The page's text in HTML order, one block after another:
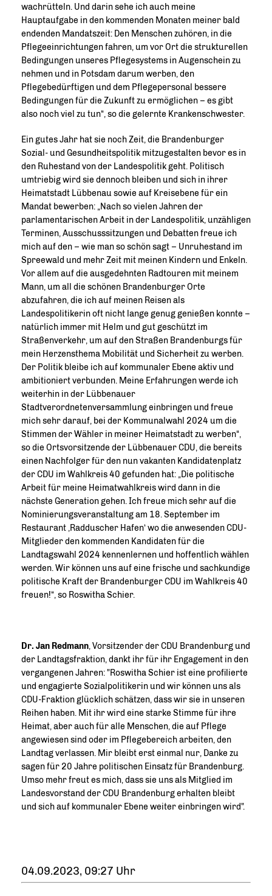
wachrütteln. Und darin sehe ich auch meine
Hauptaufgabe in den kommenden Monaten meiner bald
endenden Mandatszeit: Den Menschen zuhören, in die
Pflegeeinrichtungen fahren, um vor Ort die strukturellen
Bedingungen unseres Pflegesystems in Augenschein zu
nehmen und in Potsdam darum werben, den
Pflegebedürftigen und dem Pflegepersonal bessere
Bedingungen für die Zukunft zu ermöglichen – es gibt
also noch viel zu tun“, so die gelernte Krankenschwester.
Ein gutes Jahr hat sie noch Zeit, die Brandenburger
Sozial- und Gesundheitspolitik mitzugestalten bevor es in
den Ruhestand von der Landespolitik geht. Politisch
umtriebig wird sie dennoch bleiben und sich in ihrer
Heimatstadt Lübbenau sowie auf Kreisebene für ein
Mandat bewerben: „Nach so vielen Jahren der
parlamentarischen Arbeit in der Landespolitik, unzähligen
Terminen, Ausschusssitzungen und Debatten freue ich
mich auf den – wie man so schön sagt – Unruhestand im
Spreewald und mehr Zeit mit meinen Kindern und Enkeln.
Vor allem auf die ausgedehnten Radtouren mit meinem
Mann, um all die schönen Brandenburger Orte
abzufahren, die ich auf meinen Reisen als
Landespolitikerin oft nicht lange genug genießen konnte –
natürlich immer mit Helm und gut geschützt im
Straßenverkehr, um auf den Straßen Brandenburgs für
mein Herzensthema Mobilität und Sicherheit zu werben.
Der Politik bleibe ich auf kommunaler Ebene aktiv und
ambitioniert verbunden. Meine Erfahrungen werde ich
weiterhin in der Lübbenauer
Stadtverordnetenversammlung einbringen und freue
mich sehr darauf, bei der Kommunalwahl 2024 um die
Stimmen der Wähler in meiner Heimatstadt zu werben“,
so die Ortsvorsitzende der Lübbenauer CDU, die bereits
einen Nachfolger für den nun vakanten Kandidatenplatz
der CDU im Wahlkreis 40 gefunden hat: „Die politische
Arbeit für meine Heimatwahlkreis wird dann in die
nächste Generation gehen. Ich freue mich sehr auf die
Nominierungsveranstaltung am 18. September im
Restaurant ‚Radduscher Hafen‘ wo die anwesenden CDU-
Mitglieder den kommenden Kandidaten für die
Landtagswahl 2024 kennenlernen und hoffentlich wählen
werden. Wir können uns auf eine frische und sachkundige
politische Kraft der Brandenburger CDU im Wahlkreis 40
freuen!“, so Roswitha Schier.
Dr. Jan Redmann, Vorsitzender der CDU Brandenburg und
der Landtagsfraktion, dankt ihr für ihr Engagement in den
vergangenen Jahren: "Roswitha Schier ist eine profilierte
und engagierte Sozialpolitikerin und wir können uns als
CDU-Fraktion glücklich schätzen, dass wir sie in unseren
Reihen haben. Mit ihr wird eine starke Stimme für ihre
Heimat, aber auch für alle Menschen, die auf Pflege
angewiesen sind oder im Pflegebereich arbeiten, den
Landtag verlassen. Mir bleibt erst einmal nur, Danke zu
sagen für 20 Jahre politischen Einsatz für Brandenburg.
Umso mehr freut es mich, dass sie uns als Mitglied im
Landesvorstand der CDU Brandenburg erhalten bleibt
und sich auf kommunaler Ebene weiter einbringen wird".
04.09.2023, 09:27 Uhr